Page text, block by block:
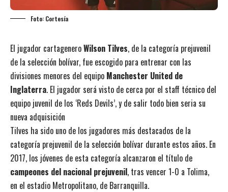
Foto: Cortesía
El jugador cartageneroWilson Tilves, de la categoría prejuvenil
de la selección bolívar, fue escogido para entrenar con las
divisiones menores del equipo Manchester United de
Inglaterra. El jugador será visto de cerca por el staff técnico del
equipo juvenil de los ‘Reds Devils’, y de salir todo bien seria su
nueva adquisición
Tilves ha sido uno de los jugadores más destacados de la
categoría prejuvenil de la selección bolívar durante estos años. En
2017, los jóvenes de esta categoría alcanzaron el título de
campeones del nacional prejuvenil, tras vencer 1-0 a Tolima,
en el estadio Metropolitano, de Barranquilla.